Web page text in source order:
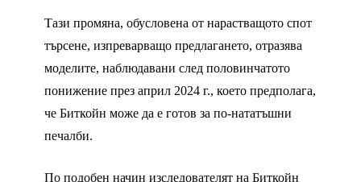
Тази промяна, обусловена от нарастващото спот
търсене, изпреварващо предлагането, отразява
моделите, наблюдавани след половинчатото
понижение през април 2024 г., което предполага,
че Биткойн може да е готов за по-нататъшни
печалби.
По подобен начин изследователят на Биткойн